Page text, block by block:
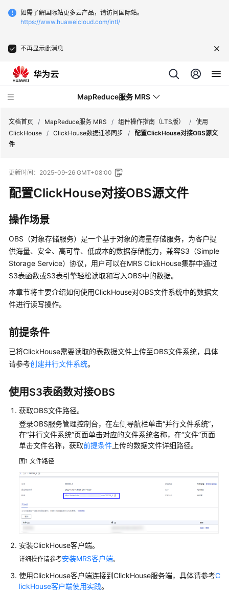
如需了解国际站更多云产品，请访问国际站。
https://www.huaweicloud.com/intl/
不再显示此消息
MapReduce服务 MRS
动
态
务
公
产
品
介
绍
计
费
说
明
速
入
用
指
南
组
件
操
指
南
版）
文档首页 / MapReduce服务 MRS / 组件操作指南（LTS版） / 使用
ClickHouse / ClickHouse数据迁移同步 /
配置ClickHouse对接OBS源文
件
更新时间： 2025-09-26 GMT+08:00
配置ClickHouse对接OBS源文件
操作场景
OBS（对象存储服务）是一个基于对象的海量存储服务，为客户提
供海量、安全、高可靠、低成本的数据存储能力，兼容S3（Simple
Storage Service）协议，用户可以在MRS ClickHouse集群中通过
S3表函数或S3表引擎轻松读取和写入OBS中的数据。
本章节将主要介绍如何使用ClickHouse对OBS文件系统中的数据文
件进行读写操作。
前提条件
已将ClickHouse需要读取的表数据文件上传至OBS文件系统，具体
请参考创建并行文件系统。
使用S3表函数对接OBS
获取OBS文件路径。
登录OBS服务管理控制台，在左侧导航栏单击“并行文件系统”，
在“并行文件系统”页面单击对应的文件系统名称，在“文件”页面
单击文件名称，获取前提条件 上传的数据文件详细路径。
图1 文件路径
安装ClickHouse客户端。
详细操作请参考安装MRS客户端。
使用ClickHouse客户端连接到ClickHouse服务端，具体请参考C
lickHouse客户端使用实践。